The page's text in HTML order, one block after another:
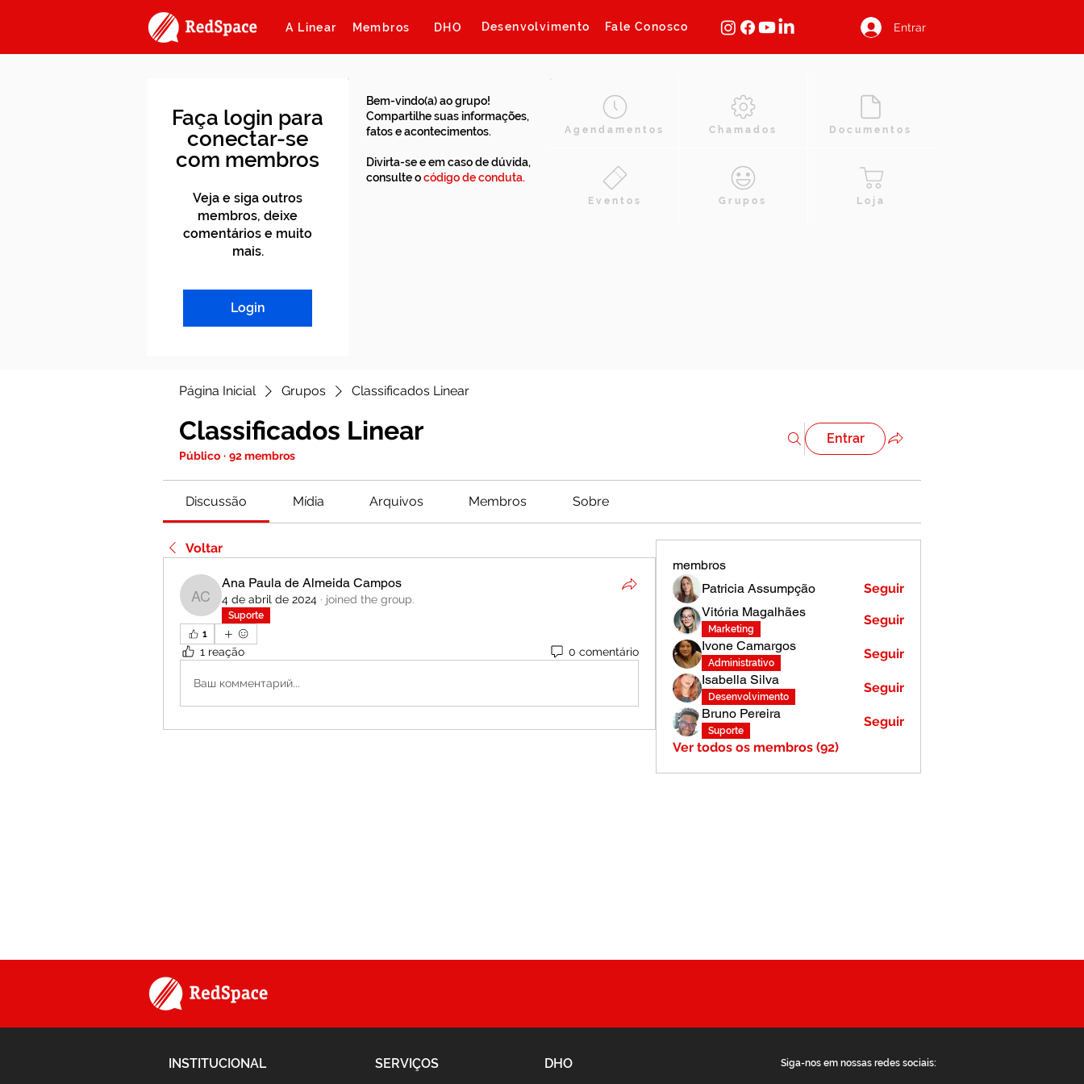
A Linear Membros DHO Desenvolvimento Fale Conosco Entrar
Faça login para
conectar-se
com membros
Veja e siga outros
membros, deixe
comentários e muito
mais.
Login
Bem-vindo(a) ao grupo!
Compartilhe suas informações,
fatos e acontecimentos.
Divirta-se e em caso de dúvida,
consulte ocódigo de conduta.
Agendamentos Chamados Documentos
Eventos Grupos Loja
Página Inicial Grupos Classificados Linear
Classificados Linear
Público · 92 membros
Entrar
Discussão Mídia Arquivos Membros Sobre
Voltar
Ana Paula de Almeida Campos
Ana Paula de Almeida Campos
4 de abril de 2024 · joined the group.
Suporte
1
1 reação 0 comentário
Ваш комментарий...
membros
Patricia Assumpção
Seguir
Vitória Magalhães
Marketing
Seguir
Ivone Camargos
Administrativo
Seguir
Isabella Silva
Desenvolvimento
Seguir
Bruno Pereira
Suporte
Seguir
Ver todos os membros (92)
INSTITUCIONAL SERVIÇOS DHO Siga-nos em nossas redes sociais: